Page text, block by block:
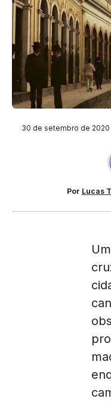
30 de setembro de 2020
Por Lucas